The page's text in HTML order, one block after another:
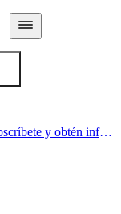
Acá comienza un estilo de vida saludable. Subscríbete y obtén información de primera mano